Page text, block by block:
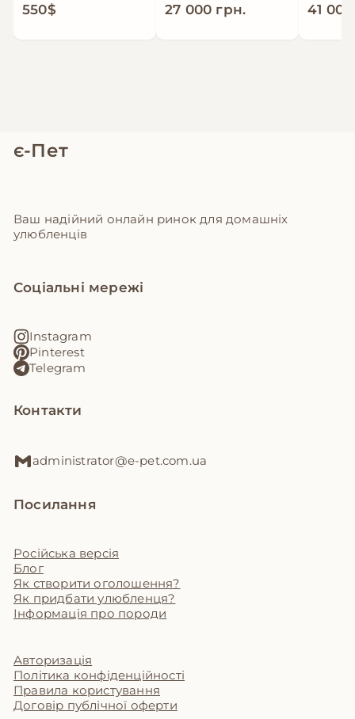
550$ 27 000 грн. 41
є-Пет
Ваш надійний онлайн ринок для домашніх
улюбленців
Соціальні мережі
Instagram
Pinterest
Telegram
Контакти
administrator@e-pet.com.ua
Посилання
Російська версія
Блог
Як створити оголошення?
Як придбати улюбленця?
Інформація про породи
Авторизація
Політика конфіденційності
Правила користування
Договір публічної оферти